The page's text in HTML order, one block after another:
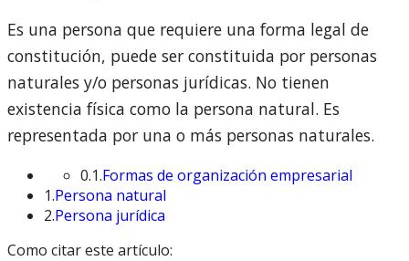
Es una persona que requiere una forma legal de
constitución, puede ser constituida por personas
naturales y/o personas jurídicas. No tienen
existencia física como la persona natural. Es
representada por una o más personas naturales.
0.1.Formas de organización empresarial
1.Persona natural
2.Persona jurídica
Como citar este artículo: